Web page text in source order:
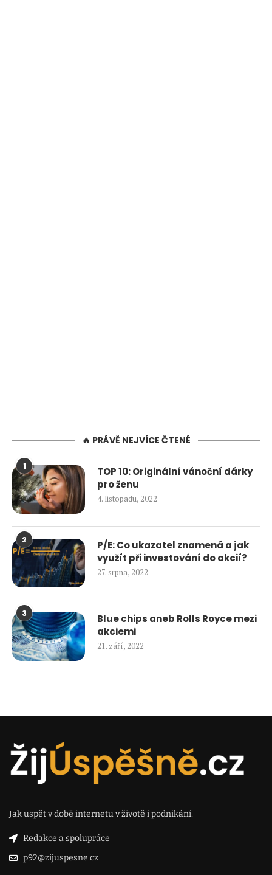
🔥 PRÁVĚ NEJVÍCE ČTENÉ
1
TOP 10: Originální vánoční dárky
pro ženu
4. listopadu, 2022
2
P/E: Co ukazatel znamená a jak
využít při investování do akcií?
27. srpna, 2022
3
Blue chips aneb Rolls Royce mezi
akciemi
21. září, 2022
Jak uspět v době internetu v životě i podnikání.
Redakce a spolupráce
p92@zijuspesne.cz